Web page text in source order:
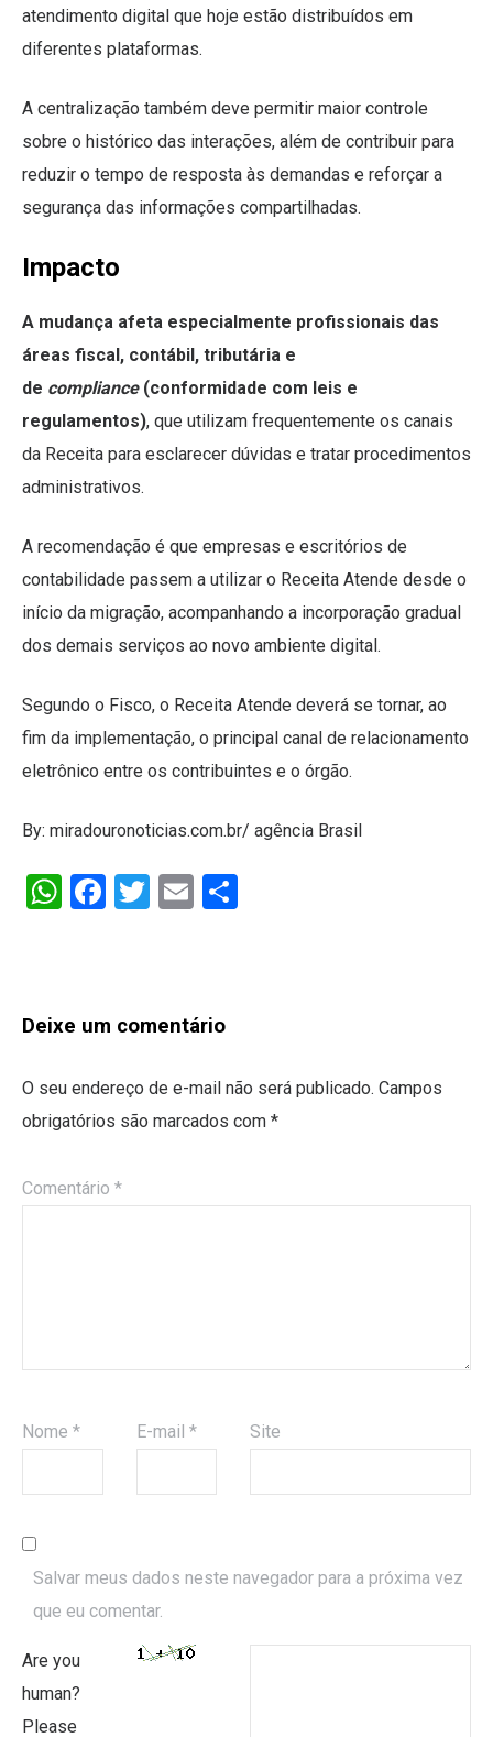
atendimento digital que hoje estão distribuídos em
diferentes plataformas.
A centralização também deve permitir maior controle
sobre o histórico das interações, além de contribuir para
reduzir o tempo de resposta às demandas e reforçar a
segurança das informações compartilhadas.
Impacto
A mudança afeta especialmente profissionais das
áreas fiscal, contábil, tributária e
de compliance(conformidade com leis e
regulamentos), que utilizam frequentemente os canais
da Receita para esclarecer dúvidas e tratar procedimentos
administrativos.
A recomendação é que empresas e escritórios de
contabilidade passem a utilizar o Receita Atende desde o
início da migração, acompanhando a incorporação gradual
dos demais serviços ao novo ambiente digital.
Segundo o Fisco, o Receita Atende deverá se tornar, ao
fim da implementação, o principal canal de relacionamento
eletrônico entre os contribuintes e o órgão.
By: miradouronoticias.com.br/ agência Brasil
WhatsApp
Facebook
Twitter
Email
Deixe um comentário
O seu endereço de e-mail não será publicado. Campos
obrigatórios são marcados com *
Comentário *
Nome * E-mail * Site
Salvar meus dados neste navegador para a próxima vez
que eu comentar.
Are you
human?
Please